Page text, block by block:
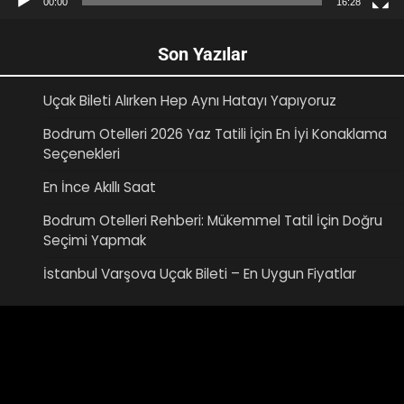
Son Yazılar
Uçak Bileti Alırken Hep Aynı Hatayı Yapıyoruz
Bodrum Otelleri 2026 Yaz Tatili İçin En İyi Konaklama
Seçenekleri
En İnce Akıllı Saat
Bodrum Otelleri Rehberi: Mükemmel Tatil İçin Doğru
Seçimi Yapmak
İstanbul Varşova Uçak Bileti – En Uygun Fiyatlar